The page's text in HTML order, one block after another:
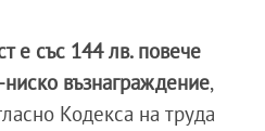
е със 144 лв. повече
възнаграждение,
Кодекса на труда